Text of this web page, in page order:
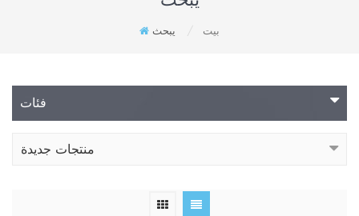
بيت يبحث
فئات
منتجات جديدة